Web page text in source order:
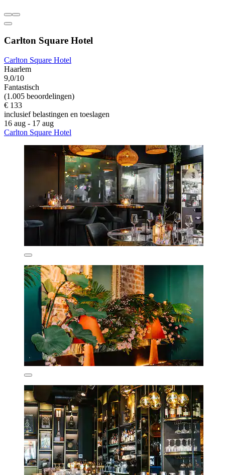
Carlton Square Hotel
Carlton Square Hotel
Haarlem
9,0/10
Fantastisch
(1.005 beoordelingen)
€ 133
inclusief belastingen en toeslagen
16 aug - 17 aug
Carlton Square Hotel